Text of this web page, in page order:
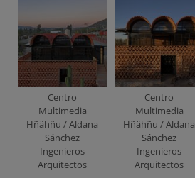
Centro
Multimedia
Hñähñu / Aldana
Sánchez
Ingenieros
Arquitectos
Centro
Multimedia
Hñähñu / Aldana
Sánchez
Ingenieros
Arquitectos